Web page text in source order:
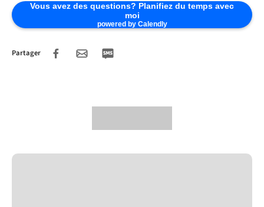
Vous avez des questions? Planifiez du temps avec
moi
powered by Calendly
Partager